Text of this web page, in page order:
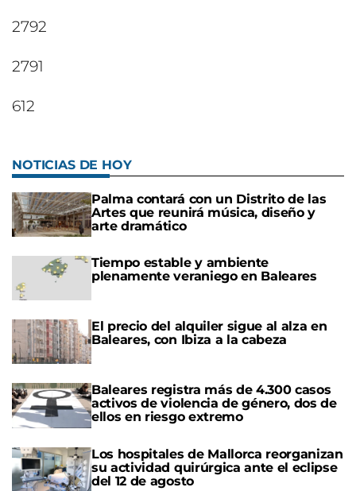
2792
2791
612
NOTICIAS DE HOY
Palma contará con un Distrito de las
Artes que reunirá música, diseño y
arte dramático
Tiempo estable y ambiente
plenamente veraniego en Baleares
El precio del alquiler sigue al alza en
Baleares, con Ibiza a la cabeza
Baleares registra más de 4.300 casos
activos de violencia de género, dos de
ellos en riesgo extremo
Los hospitales de Mallorca reorganizan
su actividad quirúrgica ante el eclipse
del 12 de agosto